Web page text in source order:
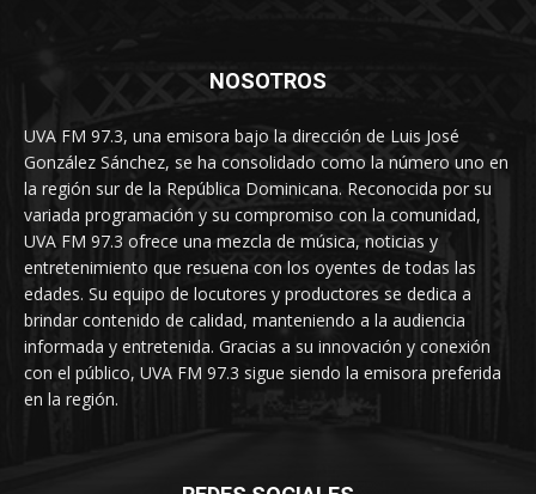
NOSOTROS
UVA FM 97.3, una emisora bajo la dirección de Luis José
González Sánchez, se ha consolidado como la número uno en
la región sur de la República Dominicana. Reconocida por su
variada programación y su compromiso con la comunidad,
UVA FM 97.3 ofrece una mezcla de música, noticias y
entretenimiento que resuena con los oyentes de todas las
edades. Su equipo de locutores y productores se dedica a
brindar contenido de calidad, manteniendo a la audiencia
informada y entretenida. Gracias a su innovación y conexión
con el público, UVA FM 97.3 sigue siendo la emisora preferida
en la región.